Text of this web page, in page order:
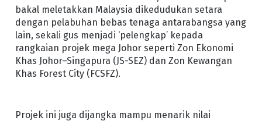
bakal meletakkan Malaysia dikedudukan setara
dengan pelabuhan bebas tenaga antarabangsa yang
lain, sekali gus menjadi ‘pelengkap’ kepada
rangkaian projek mega Johor seperti Zon Ekonomi
Khas Johor–Singapura (JS-SEZ) dan Zon Kewangan
Khas Forest City (FCSFZ).
Projek ini juga dijangka mampu menarik nilai